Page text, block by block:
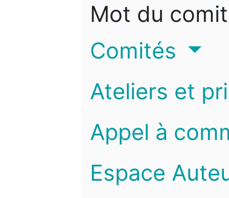
Mot du
Comités
Ateliers et
Appel à
Espace